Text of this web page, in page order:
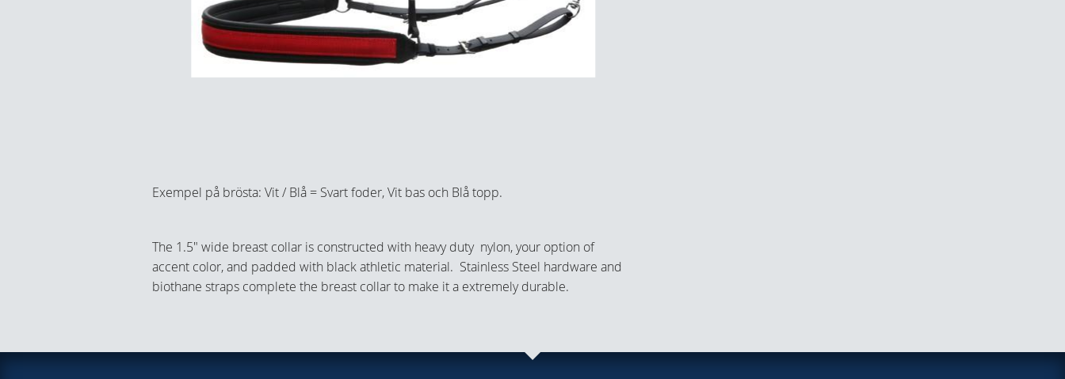
Exempel på brösta: Vit / Blå = Svart foder, Vit bas och Blå topp.
The 1.5" wide breast collar is constructed with heavy duty nylon, your option of
accent color, and padded with black athletic material. Stainless Steel hardware and
biothane straps complete the breast collar to make it a extremely durable.